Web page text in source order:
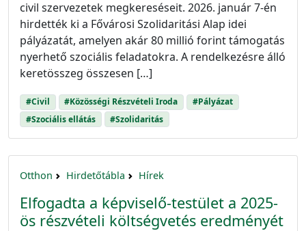
civil szervezetek megkereséseit. 2026. január 7-én
hirdették ki a Fővárosi Szolidaritási Alap idei
pályázatát, amelyen akár 80 millió forint támogatás
nyerhető szociális feladatokra. A rendelkezésre álló
keretösszeg összesen […]
#Civil #Közösségi Részvételi Iroda
#Pályázat
#Szociális ellátás
#Szolidaritás
Otthon Hirdetőtábla Hírek
Elfogadta a képviselő-testület a 2025-
ös részvételi költségvetés eredményét